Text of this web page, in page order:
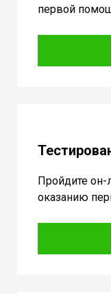
первой
Пройдите он-
оказанию